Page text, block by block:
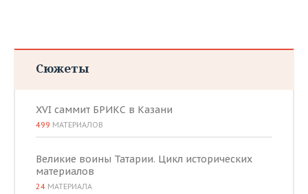
Сюжеты
XVI саммит БРИКС в Казани
499 МАТЕРИАЛОВ
Великие воины Татарии. Цикл исторических
материалов
24 МАТЕРИАЛА